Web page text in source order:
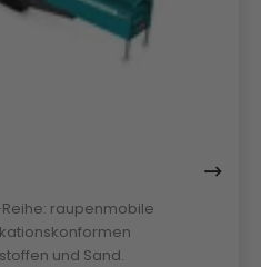
raupenmobile
und Sand.